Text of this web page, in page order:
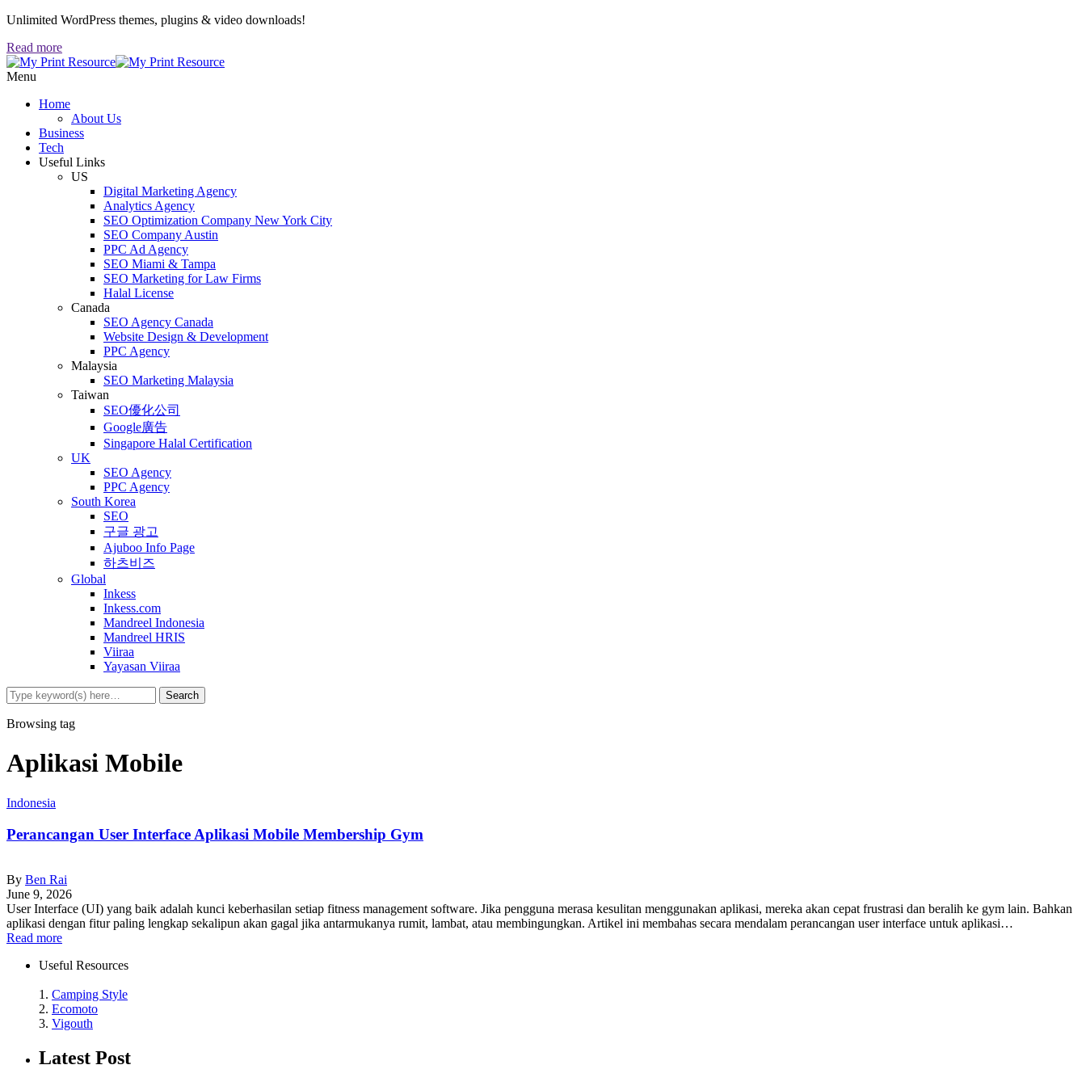
Unlimited WordPress themes, plugins & video downloads!
Read more
Menu
Home
About Us
Business
Tech
Useful Links
US
Digital Marketing Agency
Analytics Agency
SEO Optimization Company New York City
SEO Company Austin
PPC Ad Agency
SEO Miami & Tampa
SEO Marketing for Law Firms
Halal License
Canada
SEO Agency Canada
Website Design & Development
PPC Agency
Malaysia
SEO Marketing Malaysia
Taiwan
SEO優化公司
Google廣告
Singapore Halal Certification
UK
SEO Agency
PPC Agency
South Korea
SEO
구글 광고
Ajuboo Info Page
하츠비즈
Global
Inkess
Inkess.com
Mandreel Indonesia
Mandreel HRIS
Viiraa
Yayasan Viiraa
Browsing tag
Aplikasi Mobile
Indonesia
Perancangan User Interface Aplikasi Mobile Membership Gym
By Ben Rai
June 9, 2026
User Interface (UI) yang baik adalah kunci keberhasilan setiap fitness management software. Jika pengguna merasa kesulitan menggunakan aplikasi, mereka akan cepat frustrasi dan beralih ke gym lain. Bahkan
aplikasi dengan fitur paling lengkap sekalipun akan gagal jika antarmukanya rumit, lambat, atau membingungkan. Artikel ini membahas secara mendalam perancangan user interface untuk aplikasi…
Read more
Useful Resources
1. Camping Style
2. Ecomoto
3. Vigouth
Latest Post